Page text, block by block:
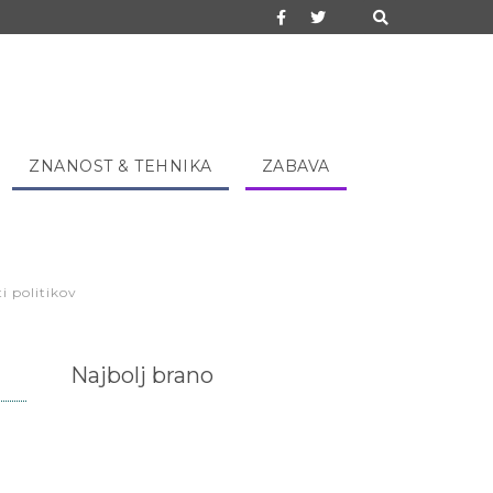
ZNANOST & TEHNIKA ZABAVA
politikov
Najbolj brano